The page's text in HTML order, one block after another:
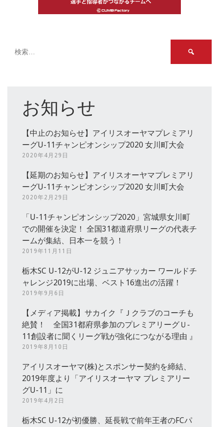
お知らせ
【中止のお知らせ】アイリスオーヤマプレミアリ
ーグU-11チャンピオンシップ2020 女川町大会
2020年4月29日
【延期のお知らせ】アイリスオーヤマプレミアリ
ーグU-11チャンピオンシップ2020 女川町大会
2020年2月29日
「U-11チャンピオンシップ2020」宮城県女川町
での開催を決定！ 全国31都道府県リーグの代表チ
ームが集結、日本一を競う！
2019年11月11日
栃木SC U-12がU-12 ジュニアサッカー ワールドチ
ャレンジ2019に出場、ベスト16進出の活躍！
2019年9月6日
【メディア掲載】サカイク『Ｊクラブのコーチも
絶賛！ 全国31都府県参加のプレミアリーグＵ‐
11創設者に聞くリーグ戦が強化につながる理由 』
2019年8月10日
アイリスオーヤマ(株)とスポンサー契約を締結、
2019年度より「アイリスオーヤマ プレミアリー
グU-11」に
2019年4月2日
栃木SC U-12が初優勝、延長戦で前年王者のFCパ